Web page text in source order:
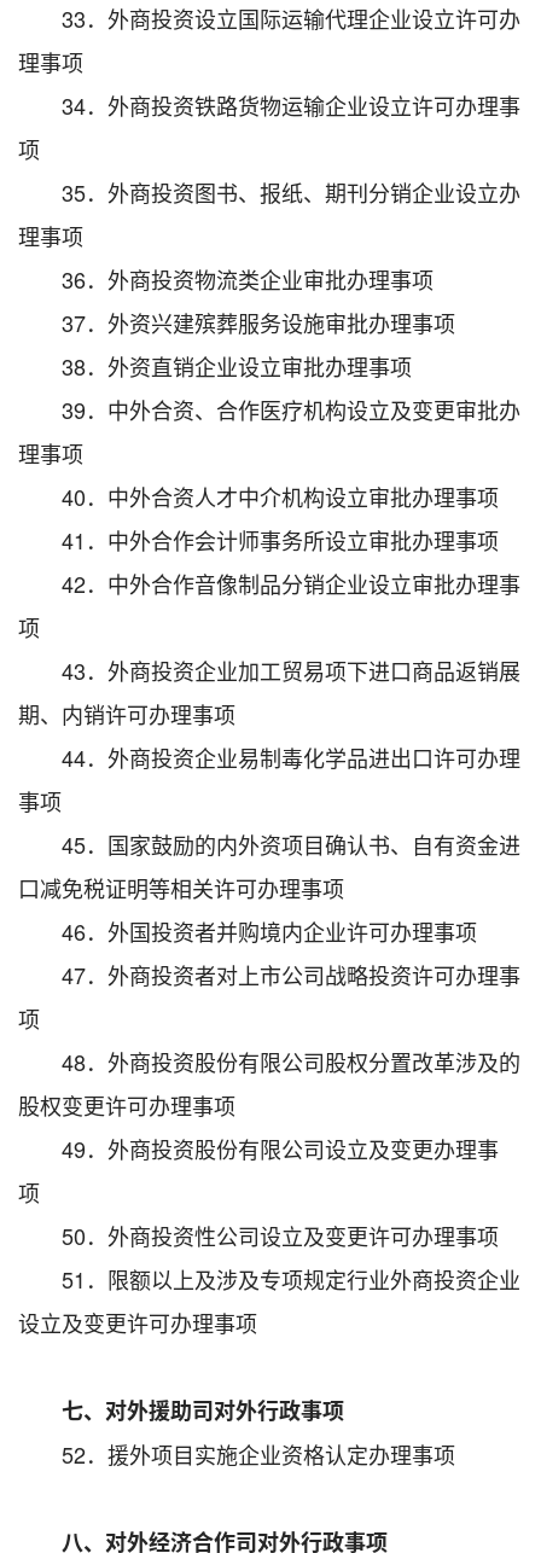
33．外商投资设立国际运输代理企业设立许可办
理事项
34．外商投资铁路货物运输企业设立许可办理事
项
35．外商投资图书、报纸、期刊分销企业设立办
理事项
36．外商投资物流类企业审批办理事项
37．外资兴建殡葬服务设施审批办理事项
38．外资直销企业设立审批办理事项
39．中外合资、合作医疗机构设立及变更审批办
理事项
40．中外合资人才中介机构设立审批办理事项
41．中外合作会计师事务所设立审批办理事项
42．中外合作音像制品分销企业设立审批办理事
项
43．外商投资企业加工贸易项下进口商品返销展
期、内销许可办理事项
44．外商投资企业易制毒化学品进出口许可办理
事项
45．国家鼓励的内外资项目确认书、自有资金进
口减免税证明等相关许可办理事项
46．外国投资者并购境内企业许可办理事项
47．外商投资者对上市公司战略投资许可办理事
项
48．外商投资股份有限公司股权分置改革涉及的
股权变更许可办理事项
49．外商投资股份有限公司设立及变更办理事
项
50．外商投资性公司设立及变更许可办理事项
51．限额以上及涉及专项规定行业外商投资企业
设立及变更许可办理事项
七、对外援助司对外行政事项
52．援外项目实施企业资格认定办理事项
八、对外经济合作司对外行政事项